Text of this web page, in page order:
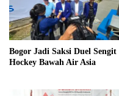
Bogor Jadi Saksi Duel Sengit
Hockey Bawah Air Asia